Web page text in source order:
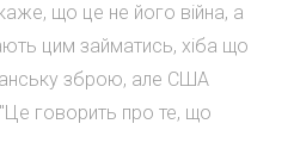
що це не його війна, а
цим займатись, хіба що
зброю, але США
говорить про те, що